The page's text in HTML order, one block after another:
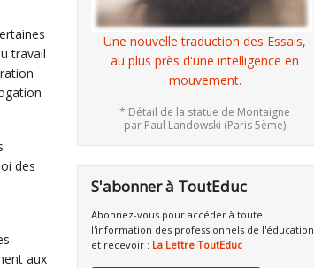
travail
des
aux
Une nouvelle traduction des Essais,
au plus près d'une intelligence en
mouvement.
* Détail de la statue de Montaigne
par Paul Landowski (Paris 5ème)
S'abonner à ToutEduc
Abonnez-vous pour accéder à toute
l'information des professionnels de l'éducation
et recevoir : La Lettre ToutEduc